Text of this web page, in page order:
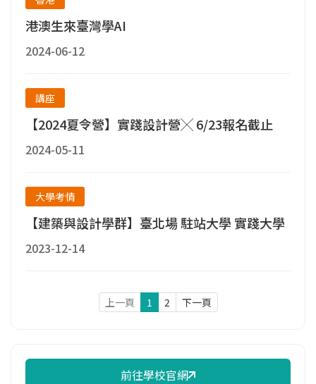
臺灣僅本校入榜。
港澳生來臺灣學AI
2024-06-12
講座
【2024夏令營】實踐設計營╳ 6/23報名截止
2024-05-11
大學考情
【建築與設計學群】臺北場 駐站大學 實踐大學
2023-12-14
上一頁 1 2 下一頁
前往學校官網